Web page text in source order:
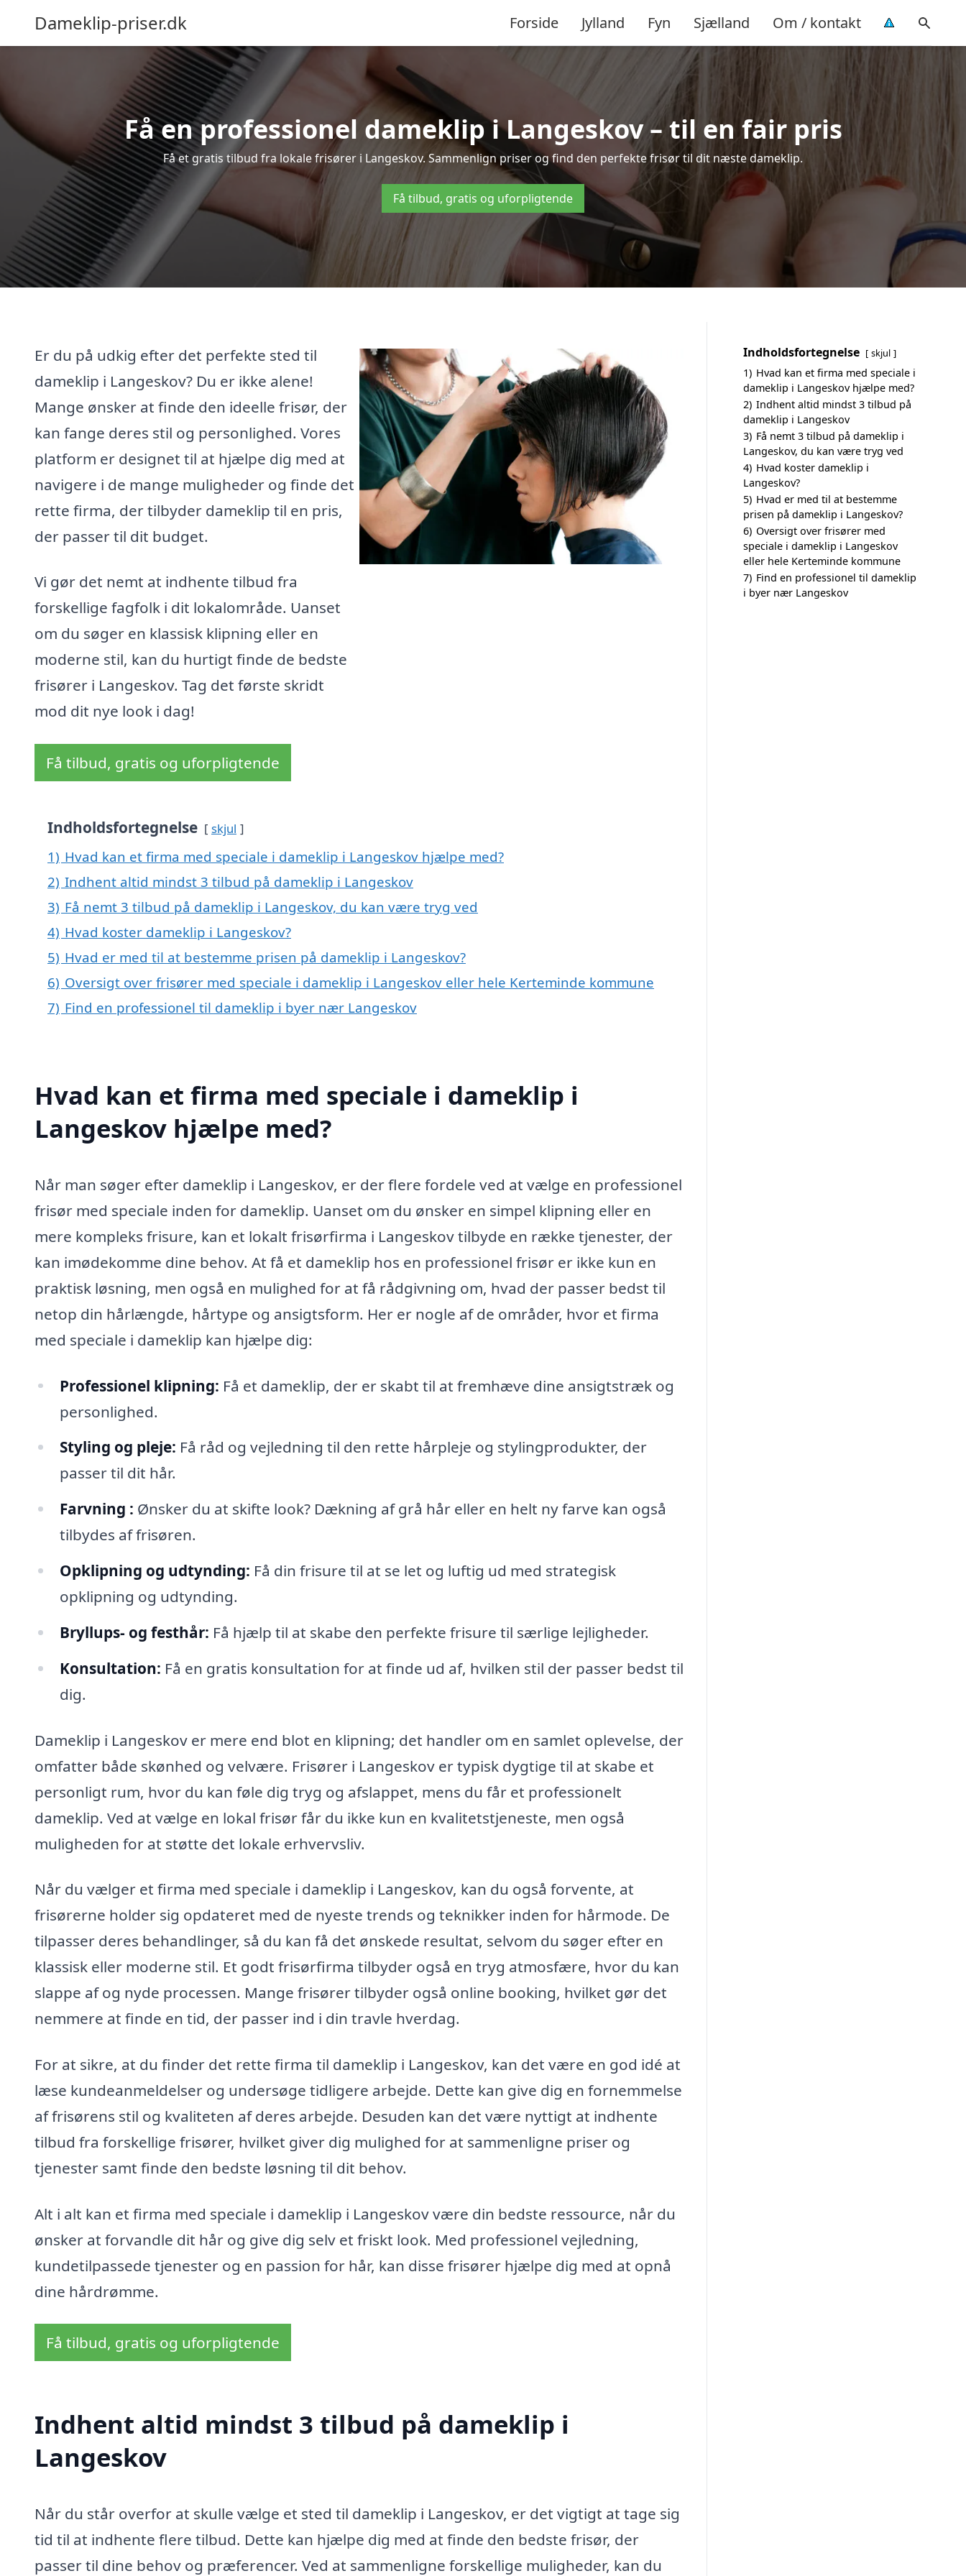
Dameklip-priser.dk Forside Jylland Fyn Sjælland Om / kontakt
Få en professionel dameklip i Langeskov – til en fair pris
Få et gratis tilbud fra lokale frisører i Langeskov. Sammenlign priser og find den perfekte frisør til dit næste dameklip.
Få tilbud, gratis og uforpligtende
Er du på udkig efter det perfekte sted til
dameklip i Langeskov? Du er ikke alene!
Mange ønsker at finde den ideelle frisør, der
kan fange deres stil og personlighed. Vores
platform er designet til at hjælpe dig med at
navigere i de mange muligheder og finde det
rette firma, der tilbyder dameklip til en pris,
der passer til dit budget.
Vi gør det nemt at indhente tilbud fra
forskellige fagfolk i dit lokalområde. Uanset
om du søger en klassisk klipning eller en
moderne stil, kan du hurtigt finde de bedste
frisører i Langeskov. Tag det første skridt
mod dit nye look i dag!
Få tilbud, gratis og uforpligtende
Indholdsfortegnelse skjul
1) Hvad kan et firma med speciale i dameklip i Langeskov hjælpe med?
2) Indhent altid mindst 3 tilbud på dameklip i Langeskov
3) Få nemt 3 tilbud på dameklip i Langeskov, du kan være tryg ved
4) Hvad koster dameklip i Langeskov?
5) Hvad er med til at bestemme prisen på dameklip i Langeskov?
6) Oversigt over frisører med speciale i dameklip i Langeskov eller hele Kerteminde kommune
7) Find en professionel til dameklip i byer nær Langeskov
Hvad kan et firma med speciale i dameklip i
Langeskov hjælpe med?
Når man søger efter dameklip i Langeskov, er der flere fordele ved at vælge en professionel
frisør med speciale inden for dameklip. Uanset om du ønsker en simpel klipning eller en
mere kompleks frisure, kan et lokalt frisørfirma i Langeskov tilbyde en række tjenester, der
kan imødekomme dine behov. At få et dameklip hos en professionel frisør er ikke kun en
praktisk løsning, men også en mulighed for at få rådgivning om, hvad der passer bedst til
netop din hårlængde, hårtype og ansigtsform. Her er nogle af de områder, hvor et firma
med speciale i dameklip kan hjælpe dig:
Professionel klipning: Få et dameklip, der er skabt til at fremhæve dine ansigtstræk og
personlighed.
Styling og pleje: Få råd og vejledning til den rette hårpleje og stylingprodukter, der
passer til dit hår.
Farvning : Ønsker du at skifte look? Dækning af grå hår eller en helt ny farve kan også
tilbydes af frisøren.
Opklipning og udtynding: Få din frisure til at se let og luftig ud med strategisk
opklipning og udtynding.
Bryllups- og festhår: Få hjælp til at skabe den perfekte frisure til særlige lejligheder.
Konsultation: Få en gratis konsultation for at finde ud af, hvilken stil der passer bedst til
dig.
Dameklip i Langeskov er mere end blot en klipning; det handler om en samlet oplevelse, der
omfatter både skønhed og velvære. Frisører i Langeskov er typisk dygtige til at skabe et
personligt rum, hvor du kan føle dig tryg og afslappet, mens du får et professionelt
dameklip. Ved at vælge en lokal frisør får du ikke kun en kvalitetstjeneste, men også
muligheden for at støtte det lokale erhvervsliv.
Når du vælger et firma med speciale i dameklip i Langeskov, kan du også forvente, at
frisørerne holder sig opdateret med de nyeste trends og teknikker inden for hårmode. De
tilpasser deres behandlinger, så du kan få det ønskede resultat, selvom du søger efter en
klassisk eller moderne stil. Et godt frisørfirma tilbyder også en tryg atmosfære, hvor du kan
slappe af og nyde processen. Mange frisører tilbyder også online booking, hvilket gør det
nemmere at finde en tid, der passer ind i din travle hverdag.
For at sikre, at du finder det rette firma til dameklip i Langeskov, kan det være en god idé at
læse kundeanmeldelser og undersøge tidligere arbejde. Dette kan give dig en fornemmelse
af frisørens stil og kvaliteten af deres arbejde. Desuden kan det være nyttigt at indhente
tilbud fra forskellige frisører, hvilket giver dig mulighed for at sammenligne priser og
tjenester samt finde den bedste løsning til dit behov.
Alt i alt kan et firma med speciale i dameklip i Langeskov være din bedste ressource, når du
ønsker at forvandle dit hår og give dig selv et friskt look. Med professionel vejledning,
kundetilpassede tjenester og en passion for hår, kan disse frisører hjælpe dig med at opnå
dine hårdrømme.
Få tilbud, gratis og uforpligtende
Indhent altid mindst 3 tilbud på dameklip i
Langeskov
Når du står overfor at skulle vælge et sted til dameklip i Langeskov, er det vigtigt at tage sig
tid til at indhente flere tilbud. Dette kan hjælpe dig med at finde den bedste frisør, der
passer til dine behov og præferencer. Ved at sammenligne forskellige muligheder, kan du
Indholdsfortegnelse skjul
1) Hvad kan et firma med speciale i
dameklip i Langeskov hjælpe med?
2) Indhent altid mindst 3 tilbud på
dameklip i Langeskov
3) Få nemt 3 tilbud på dameklip i
Langeskov, du kan være tryg ved
4) Hvad koster dameklip i
Langeskov?
5) Hvad er med til at bestemme
prisen på dameklip i Langeskov?
6) Oversigt over frisører med
speciale i dameklip i Langeskov
eller hele Kerteminde kommune
7) Find en professionel til dameklip
i byer nær Langeskov